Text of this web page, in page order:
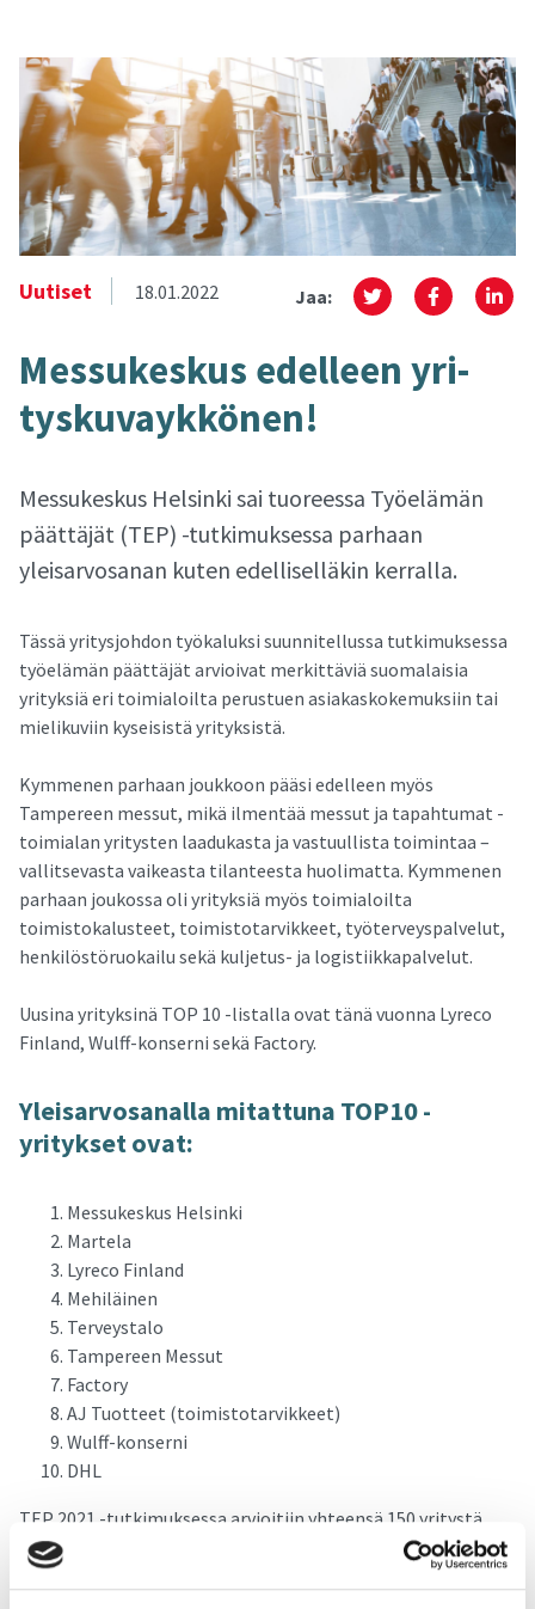
Uutiset 18.01.2022 Jaa:
Mes­su­kes­kus edel­leen yri­
tys­ku­vayk­kö­nen!
Messukeskus Helsinki sai tuoreessa Työelämän
päättäjät (TEP) -tutkimuksessa parhaan
yleisarvosanan kuten edelliselläkin kerralla.
Tässä yritysjohdon työkaluksi suunnitellussa tutkimuksessa
työelämän päättäjät arvioivat merkittäviä suomalaisia
yrityksiä eri toimialoilta perustuen asiakaskokemuksiin tai
mielikuviin kyseisistä yrityksistä.
Kymmenen parhaan joukkoon pääsi edelleen myös
Tampereen messut, mikä ilmentää messut ja tapahtumat -
toimialan yritysten laadukasta ja vastuullista toimintaa –
vallitsevasta vaikeasta tilanteesta huolimatta. Kymmenen
parhaan joukossa oli yrityksiä myös toimialoilta
toimistokalusteet, toimistotarvikkeet, työterveyspalvelut,
henkilöstöruokailu sekä kuljetus- ja logistiikkapalvelut.
Uusina yrityksinä TOP 10 -listalla ovat tänä vuonna Lyreco
Finland, Wulff-konserni sekä Factory.
Ylei­sar­vo­sa­nal­la mi­tat­tu­na TOP10 -​
yritykset ovat:
Messukeskus Helsinki
Martela
Lyreco Finland
Mehiläinen
Terveystalo
Tampereen Messut
Factory
AJ Tuotteet (toimistotarvikkeet)
Wulff-konserni
DHL
TEP 2021 -tutkimuksessa arvioitiin yhteensä 150 yritystä
kahdeltatoista toimialalta.
Lue Työelämän päättäjät -
tutkimuksesta lisää täältä
ja tarkista onko yrityksesi